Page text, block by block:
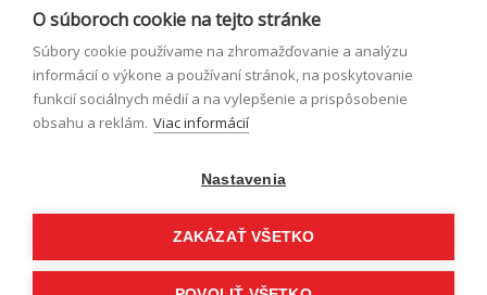
Môj profil
Zabudnuté heslo
Formulár pre odstúpenie od zmluvy
O súboroch cookie na tejto stránke
Súbory cookie používame na zhromažďovanie a analýzu
informácií o výkone a používaní stránok, na poskytovanie
funkcií sociálnych médií a na vylepšenie a prispôsobenie
obsahu a reklám. Viac informácií
Nastavenia
ZAKÁZAŤ VŠETKO